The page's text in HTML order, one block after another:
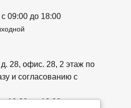
09:00 до 18:00
28, офис. 28, 2 этаж по
и согласованию с
10:00 до 18:00